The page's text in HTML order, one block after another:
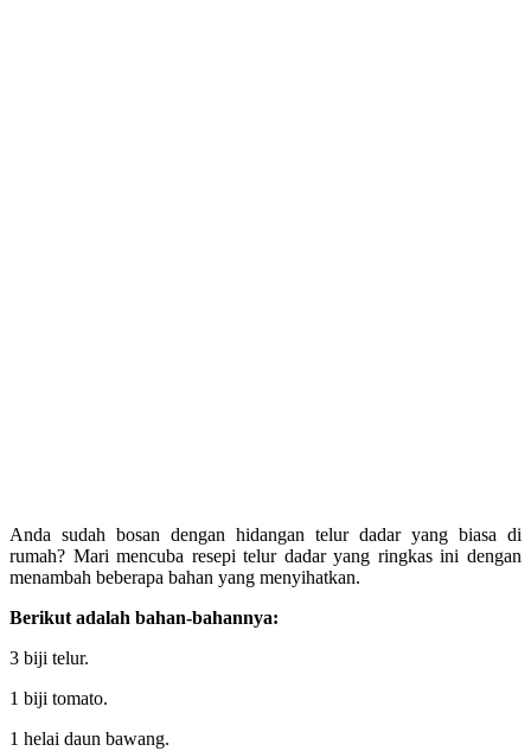
Anda sudah bosan dengan hidangan telur dadar yang biasa di
rumah? Mari mencuba resepi telur dadar yang ringkas ini dengan
menambah beberapa bahan yang menyihatkan.
Berikut adalah bahan-bahannya:
3 biji telur.
1 biji tomato.
1 helai daun bawang.